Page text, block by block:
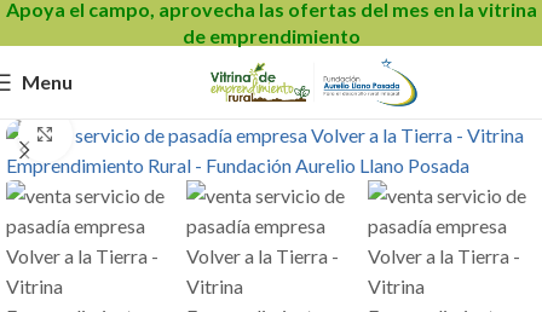
Apoya el campo, aprovecha las ofertas del mes en la vitrina
de emprendimiento
Menu
Click to enlarge